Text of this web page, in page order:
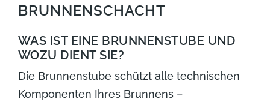
BRUNNENSCHACHT
WAS IST EINE BRUNNENSTUBE UND
WOZU DIENT SIE?
Die Brunnenstube schützt alle technischen
Komponenten Ihres Brunnens –